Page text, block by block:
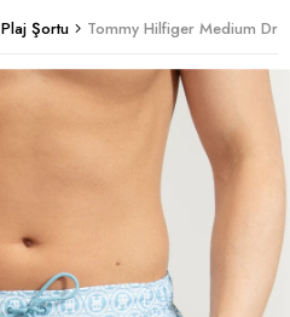
Plaj Şortu